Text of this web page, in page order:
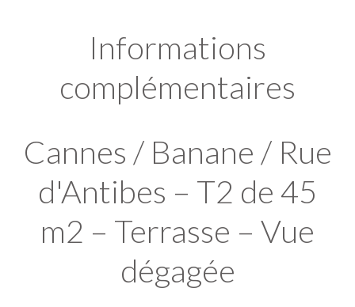
Informations
complémentaires
Cannes / Banane / Rue
d'Antibes – T2 de 45
m2 – Terrasse – Vue
dégagée